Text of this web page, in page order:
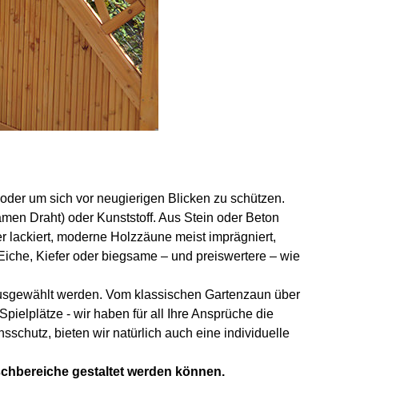
um sich vor neugierigen Blicken zu schützen.
Draht) oder Kunststoff. Aus Stein oder Beton
lackiert, moderne Holzzäune meist imprägniert,
Kiefer oder biegsame – und preiswertere – wie
werden. Vom klassischen Gartenzaun über
- wir haben für all Ihre Ansprüche die
bieten wir natürlich auch eine individuelle
gestaltet werden können.